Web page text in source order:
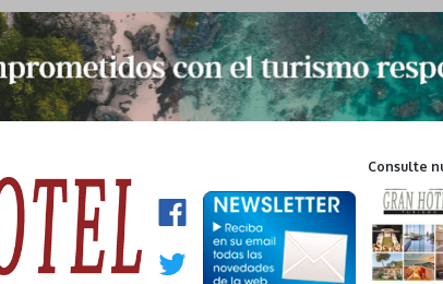
Consulte